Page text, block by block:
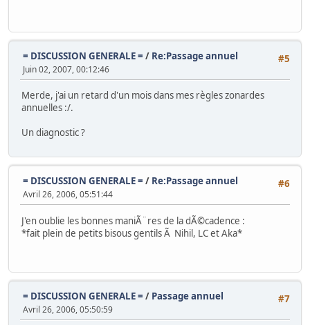
#5
= DISCUSSION GENERALE = / Re:Passage annuel
Juin 02, 2007, 00:12:46
Merde, j'ai un retard d'un mois dans mes règles zonardes
annuelles :/.
Un diagnostic ?
#6
= DISCUSSION GENERALE = / Re:Passage annuel
Avril 26, 2006, 05:51:44
J'en oublie les bonnes maniÃ¨res de la dÃ©cadence :
*fait plein de petits bisous gentils Ã Nihil, LC et Aka*
#7
= DISCUSSION GENERALE = / Passage annuel
Avril 26, 2006, 05:50:59